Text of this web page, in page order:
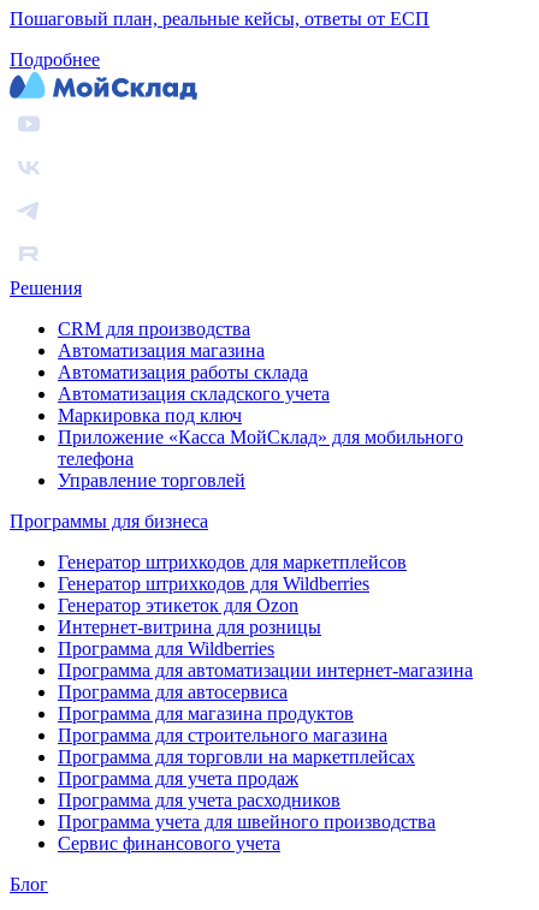
Пошаговый план, реальные кейсы, ответы от ЕСП
Подробнее
Решения
CRM для производства
Автоматизация магазина
Автоматизация работы склада
Автоматизация складского учета
Маркировка под ключ
Приложение «Касса МойСклад» для мобильного
телефона
Управление торговлей
Программы для бизнеса
Генератор штрихкодов для маркетплейсов
Генератор штрихкодов для Wildberries
Генератор этикеток для Ozon
Интернет-витрина для розницы
Программа для Wildberries
Программа для автоматизации интернет-магазина
Программа для автосервиса
Программа для магазина продуктов
Программа для строительного магазина
Программа для торговли на маркетплейсах
Программа для учета продаж
Программа для учета расходников
Программа учета для швейного производства
Сервис финансового учета
Блог